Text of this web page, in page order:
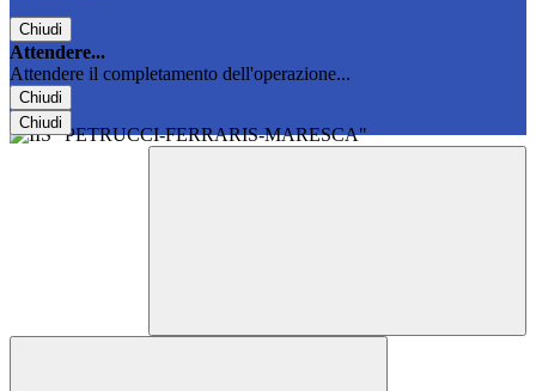
Chiudi
Attendere...
Attendere il completamento dell'operazione...
Chiudi
Chiudi